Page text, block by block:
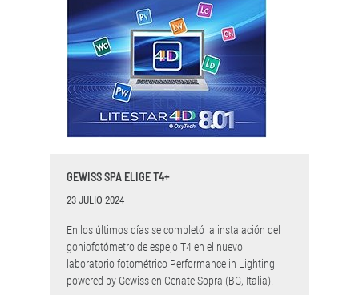
GEWISS SPA ELIGE T4+
23 JULIO 2024
En los últimos días se completó la instalación del
goniofotómetro de espejo T4 en el nuevo
laboratorio fotométrico Performance in Lighting
powered by Gewiss en Cenate Sopra (BG, Italia).